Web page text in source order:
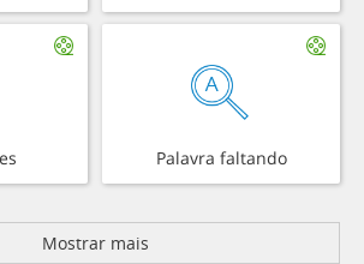
Palavra faltando
Mostrar mais